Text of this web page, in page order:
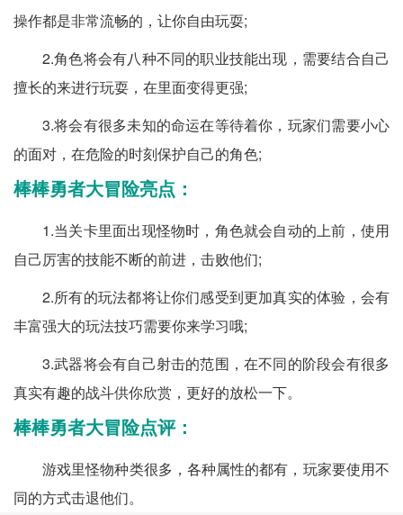
操作都是非常流畅的，让你自由玩耍;
2.角色将会有八种不同的职业技能出现，需要结合自己
擅长的来进行玩耍，在里面变得更强;
3.将会有很多未知的命运在等待着你，玩家们需要小心
的面对，在危险的时刻保护自己的角色;
棒棒勇者大冒险亮点：
1.当关卡里面出现怪物时，角色就会自动的上前，使用
自己厉害的技能不断的前进，击败他们;
2.所有的玩法都将让你们感受到更加真实的体验，会有
丰富强大的玩法技巧需要你来学习哦;
3.武器将会有自己射击的范围，在不同的阶段会有很多
真实有趣的战斗供你欣赏，更好的放松一下。
棒棒勇者大冒险点评：
游戏里怪物种类很多，各种属性的都有，玩家要使用不
同的方式击退他们。